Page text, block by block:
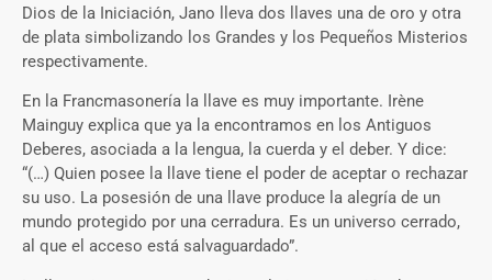
Dios de la Iniciación, Jano lleva dos llaves una de oro y otra
de plata simbolizando los Grandes y los Pequeños Misterios
respectivamente.
En la Francmasonería la llave es muy importante. Irène
Mainguy explica que ya la encontramos en los Antiguos
Deberes, asociada a la lengua, la cuerda y el deber. Y dice:
“(…) Quien posee la llave tiene el poder de aceptar o rechazar
su uso. La posesión de una llave produce la alegría de un
mundo protegido por una cerradura. Es un universo cerrado,
al que el acceso está salvaguardado”.